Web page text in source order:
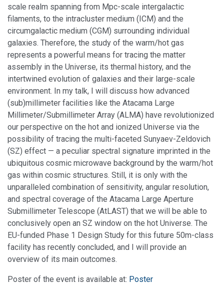
scale realm spanning from Mpc-scale intergalactic
filaments, to the intracluster medium (ICM) and the
circumgalactic medium (CGM) surrounding individual
galaxies. Therefore, the study of the warm/hot gas
represents a powerful means for tracing the matter
assembly in the Universe, its thermal history, and the
intertwined evolution of galaxies and their large-scale
environment. In my talk, I will discuss how advanced
(sub)millimeter facilities like the Atacama Large
Millimeter/Submillimeter Array (ALMA) have revolutionized
our perspective on the hot and ionized Universe via the
possibility of tracing the multi-faceted Sunyaev-Zeldovich
(SZ) effect — a peculiar spectral signature imprinted in the
ubiquitous cosmic microwave background by the warm/hot
gas within cosmic structures. Still, it is only with the
unparalleled combination of sensitivity, angular resolution,
and spectral coverage of the Atacama Large Aperture
Submillimeter Telescope (AtLAST) that we will be able to
conclusively open an SZ window on the hot Universe. The
EU-funded Phase 1 Design Study for this future 50m-class
facility has recently concluded, and I will provide an
overview of its main outcomes.
Poster of the event is available at: Poster